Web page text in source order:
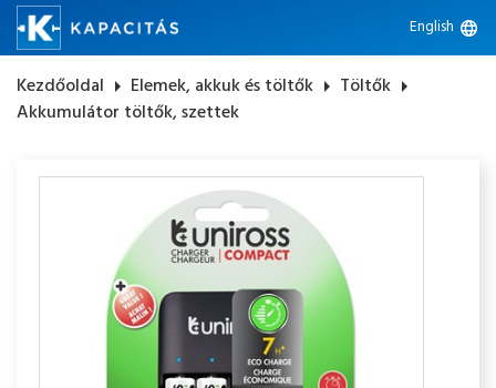
English language
Kezdőoldal arrow_right Elemek, akkuk és töltők arrow_right Töltők arrow_right
Akkumulátor töltők, szettek